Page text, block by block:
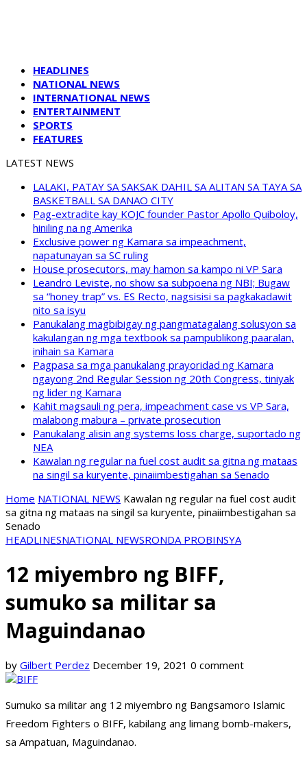
HEADLINES
NATIONAL NEWS
INTERNATIONAL NEWS
ENTERTAINMENT
SPORTS
FEATURES
LATEST NEWS
LALAKI, PATAY SA SAKSAK DAHIL SA ALITAN SA TAYA SA
BASKETBALL SA DANAO CITY
Pag-extradite kay KOJC founder Pastor Apollo Quiboloy,
hiniling na ng Amerika
Exclusive power ng Kamara sa impeachment,
napatunayan sa SC ruling
House prosecutors, may hamon sa kampo ni VP Sara
Leandro Leviste, no show sa subpoena ng NBI; Bugaw
sa “honey trap” vs. ES Recto, nagsisisi sa pagkakadawit
nito sa isyu
Panukalang magbibigay ng pangmatagalang solusyon sa
kakulangan ng mga textbook sa pampublikong paaralan,
inihain sa Kamara
Pagpasa sa mga panukalang prayoridad ng Kamara
ngayong 2nd Regular Session ng 20th Congress, tiniyak
ng lider ng Kamara
Kahit magsauli ng pera, impeachment case vs VP Sara,
malabong mabura – private prosecution
Panukalang alisin ang systems loss charge, suportado ng
NEA
Kawalan ng regular na fuel cost audit sa gitna ng mataas
na singil sa kuryente, pinaiimbestigahan sa Senado
Home NATIONAL NEWS Kawalan ng regular na fuel cost audit
sa gitna ng mataas na singil sa kuryente, pinaiimbestigahan sa
Senado
HEADLINESNATIONAL NEWSRONDA PROBINSYA
12 miyembro ng BIFF,
sumuko sa militar sa
Maguindanao
by Gilbert Perdez December 19, 2021 0 comment
Sumuko sa militar ang 12 miyembro ng Bangsamoro Islamic
Freedom Fighters o BIFF, kabilang ang limang bomb-makers,
sa Ampatuan, Maguindanao.